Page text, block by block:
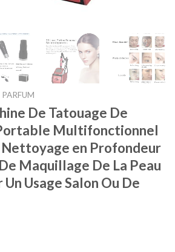
De Tatouage De
Multifonctionnel
en Profondeur
Maquillage De La Peau
Usage Salon Ou De